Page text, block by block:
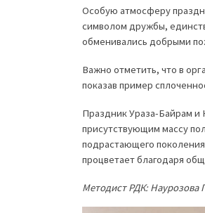
Особую атмосферу
символом дружбы,
обменивались добрыми
Важно отметить, что в
показав пример
Праздник Ураза-Байрам
присутствующим массу
подрастающего
процветает благодаря
Методист РДК: Наурозова